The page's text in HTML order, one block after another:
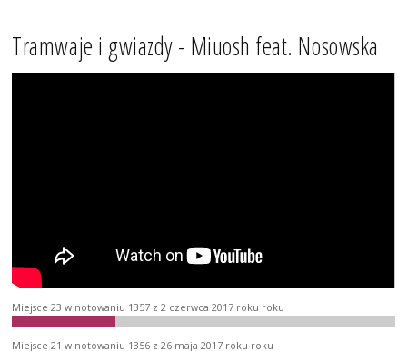
Tramwaje i gwiazdy - Miuosh feat. Nosowska
Miejsce 23 w notowaniu 1357 z 2 czerwca 2017 roku roku
Miejsce 21 w notowaniu 1356 z 26 maja 2017 roku roku